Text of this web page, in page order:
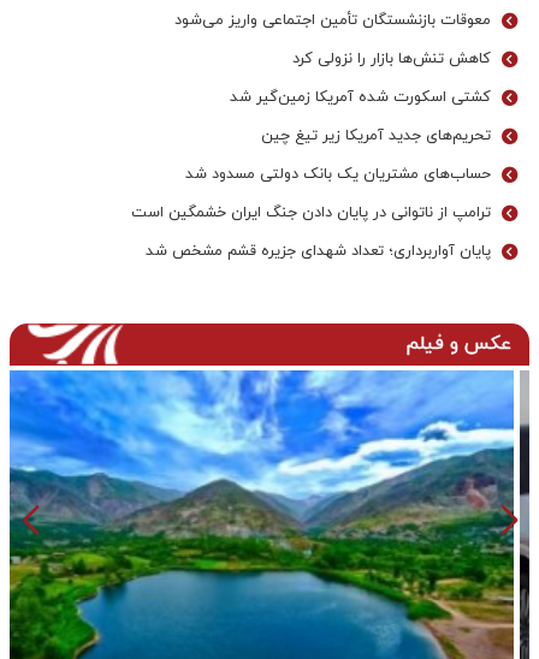
معوقات بازنشستگان تأمین اجتماعی واریز می‌شود
کاهش تنش‌ها بازار را نزولی کرد
کشتی اسکورت شده آمریکا زمین‌گیر شد
تحریم‌های جدید آمریکا زیر تیغ چین
حساب‌های مشتریان یک بانک‌ دولتی مسدود شد
ترامپ از ناتوانی در پایان دادن جنگ ایران خشمگین است
پایان آواربرداری؛ تعداد شهدای جزیره قشم مشخص شد
عکس و فیلم